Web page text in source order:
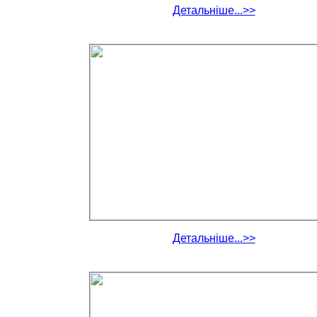
Детальніше...>>
Детальніше...>>